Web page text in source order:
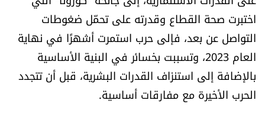
العالم
الصحافة الإسرائيلية
ثقافة وفنون
اختبرت صحة القطاع وقدرته على تحمّل ضغوطات
التواصل عن بعد، فإلى حرب استمرت أشهرًا في نهاية
العام 2023، وتسببت بخسائر في البنية الأساسية
بالإضافة إلى استنزاف القدرات البشرية، قبل أن تتجدد
الحرب الأخيرة مع مفارقات أساسية.